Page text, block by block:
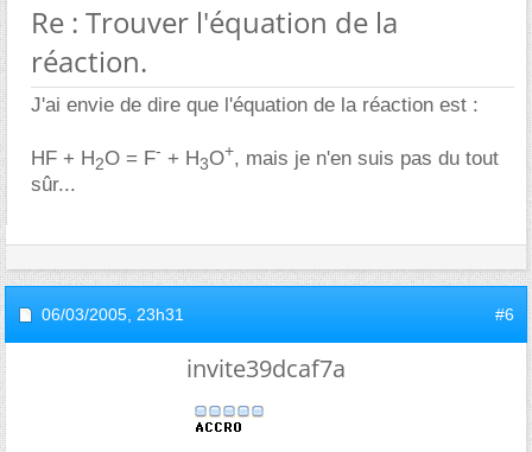
Re : Trouver l'équation de la
réaction.
J'ai envie de dire que l'équation de la réaction est :
HF + H2O = F- + H3O+, mais je n'en suis pas du tout
sûr...
06/03/2005, 23h31 #6
invite39dcaf7a